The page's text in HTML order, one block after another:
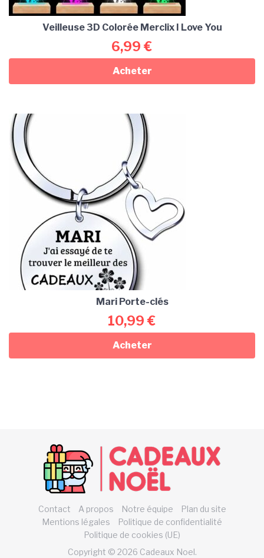
Veilleuse 3D Colorée Merclix I Love You
6,99 €
Acheter
Mari Porte-clés
10,99 €
Acheter
Contact A propos Notre équipe
Plan du site
Mentions légales
Politique de confidentialité
Politique de cookies (UE)
Copyright © 2026 Cadeaux Noel.